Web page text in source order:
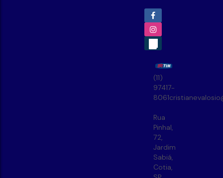
(11)
97417-
8061
Rua
Pinhal,
72,
Jardim
Sabiá,
Cotia,